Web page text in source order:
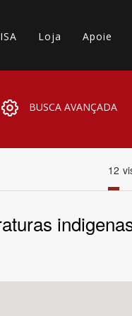
Loja Apoie
BUSCA AVANÇADA
12